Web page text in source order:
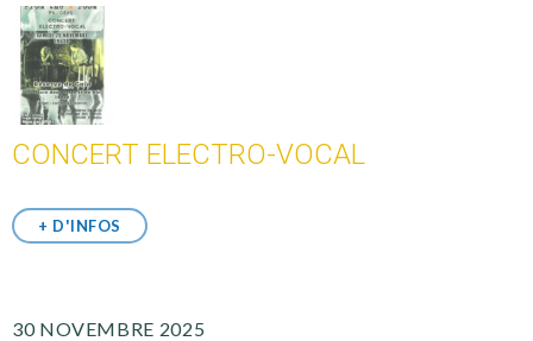
CONCERT ELECTRO-VOCAL
+ D'INFOS
30 NOVEMBRE 2025